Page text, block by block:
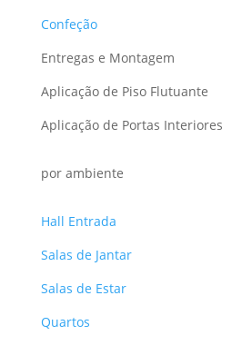
Confeção
Entregas e Montagem
Aplicação de Piso Flutuante
Aplicação de Portas Interiores
por ambiente
Hall Entrada
Salas de Jantar
Salas de Estar
Quartos